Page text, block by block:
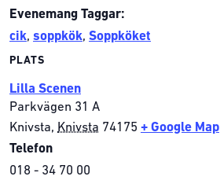
Evenemang Taggar:
cik, soppkök, Soppköket
PLATS
Lilla Scenen
Parkvägen 31 A
Knivsta, Knivsta 74175 + Google Map
Telefon
018 - 34 70 00